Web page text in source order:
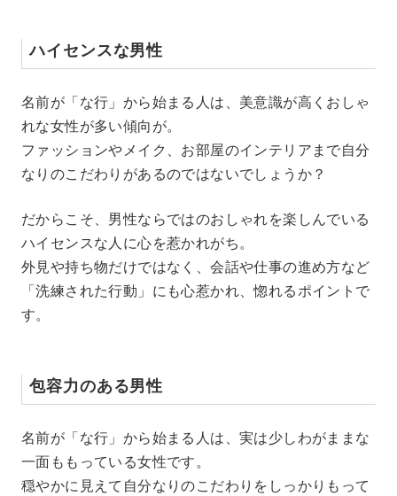
ハイセンスな男性
名前が「な行」から始まる人は、美意識が高くおしゃ
れな女性が多い傾向が。
ファッションやメイク、お部屋のインテリアまで自分
なりのこだわりがあるのではないでしょうか？
だからこそ、男性ならではのおしゃれを楽しんでいる
ハイセンスな人に心を惹かれがち。
外見や持ち物だけではなく、会話や仕事の進め方など
「洗練された行動」にも心惹かれ、惚れるポイントで
す。
包容力のある男性
名前が「な行」から始まる人は、実は少しわがままな
一面ももっている女性です。
穏やかに見えて自分なりのこだわりをしっかりもって